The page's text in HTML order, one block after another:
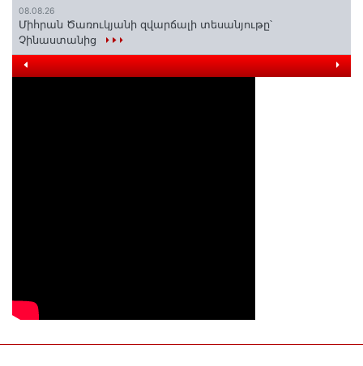
08.08.26
Միհրան Ծառուկյանի զվարճալի տեսանյութը՝
Չինաստանից